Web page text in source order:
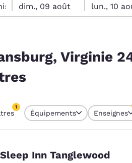
actuels
Latin America
Español
dim., 09 août lun., 10
Virginie
1
sélectionné
Équipements Enseignes
Sleep Inn Tanglewood